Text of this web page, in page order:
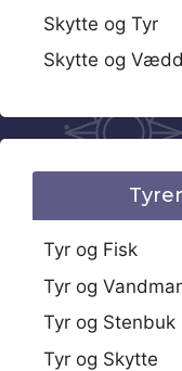
Skytte og Tyr
Skytte og
Tyr og Fisk
Tyr og
Tyr og Stenbuk
Tyr og Skytte